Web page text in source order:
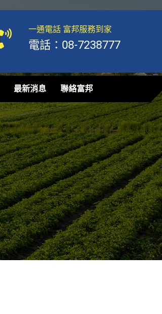
一通電話 富邦服務到家
電話：08-7238777
最新消息 聯絡富邦